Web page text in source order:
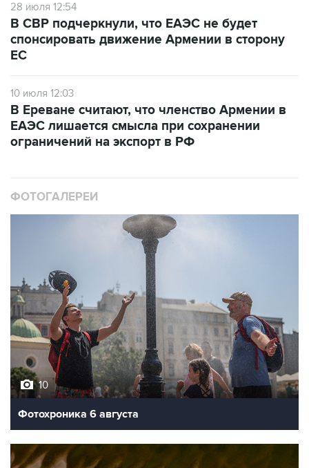
28 июля 12:54
В СВР подчеркнули, что ЕАЭС не будет
спонсировать движение Армении в сторону
ЕС
10 июля 12:03
В Ереване считают, что членство Армении в
ЕАЭС лишается смысла при сохранении
ограничений на экспорт в РФ
ФОТОГАЛЕРЕИ
10
Фотохроника 6 августа